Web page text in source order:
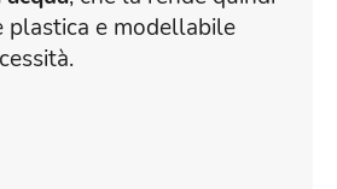
plastica e modellabile